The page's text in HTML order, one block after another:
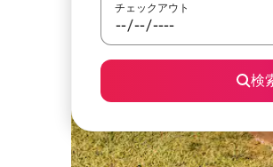
チェックアウト
検